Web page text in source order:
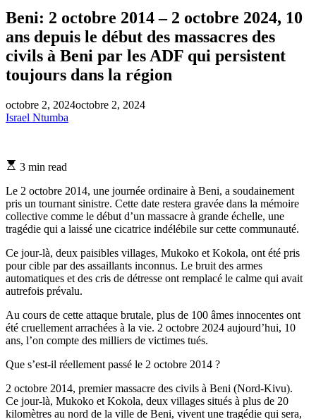
Beni: 2 octobre 2014 – 2 octobre 2024, 10
ans depuis le début des massacres des
civils à Beni par les ADF qui persistent
toujours dans la région
octobre 2, 2024octobre 2, 2024
Israel Ntumba
Estimated
time
3 min read
Le 2 octobre 2014, une journée ordinaire à Beni, a soudainement
pris un tournant sinistre. Cette date restera gravée dans la mémoire
collective comme le début d’un massacre à grande échelle, une
tragédie qui a laissé une cicatrice indélébile sur cette communauté.
Ce jour-là, deux paisibles villages, Mukoko et Kokola, ont été pris
pour cible par des assaillants inconnus. Le bruit des armes
automatiques et des cris de détresse ont remplacé le calme qui avait
autrefois prévalu.
Au cours de cette attaque brutale, plus de 100 âmes innocentes ont
été cruellement arrachées à la vie. 2 octobre 2024 aujourd’hui, 10
ans, l’on compte des milliers de victimes tués.
Que s’est-il réellement passé le 2 octobre 2014 ?
2 octobre 2014, premier massacre des civils à Beni (Nord-Kivu).
Ce jour-là, Mukoko et Kokola, deux villages situés à plus de 20
kilomètres au nord de la ville de Beni, vivent une tragédie qui sera,